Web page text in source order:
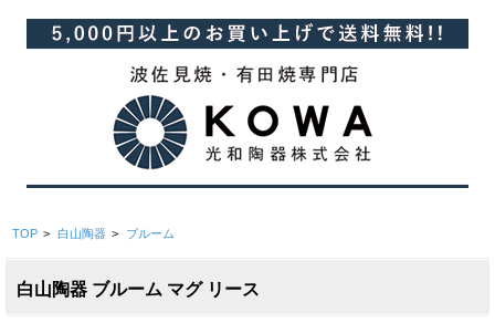
TOP > 白山陶器 > ブルーム
白山陶器 ブルーム マグ リース